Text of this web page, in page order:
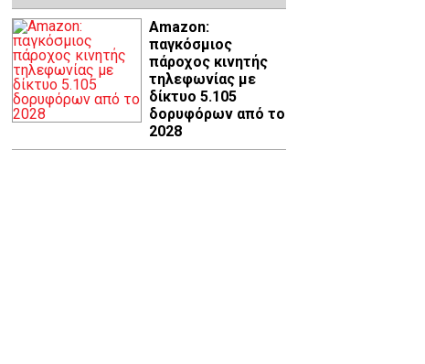
Amazon:
παγκόσμιος
πάροχος κινητής
τηλεφωνίας με
δίκτυο 5.105
δορυφόρων από το
2028